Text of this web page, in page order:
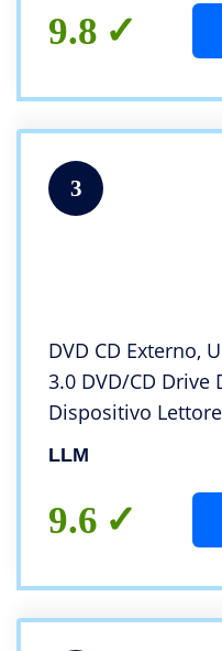
2000/XP/Vista/7/8/
9.8
3
DVD CD Externo,
3.0 DVD/CD Drive
Dispositivo
Ultra Slim External
LLM
9.6